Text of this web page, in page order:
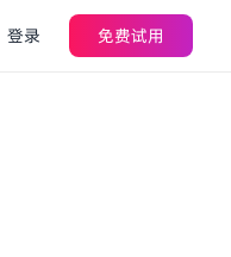
登录 免费试用